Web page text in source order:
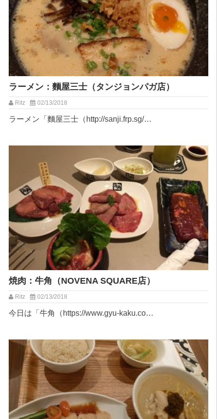
ラーメン：麵屋三士（タンジョンパガ店）
Ritz 02/13/2018
ラーメン「麵屋三士（http://sanji.frp.sg/…
焼肉：牛角（NOVENA SQUARE店）
Ritz 02/13/2018
今日は「牛角（https://www.gyu-kaku.co…